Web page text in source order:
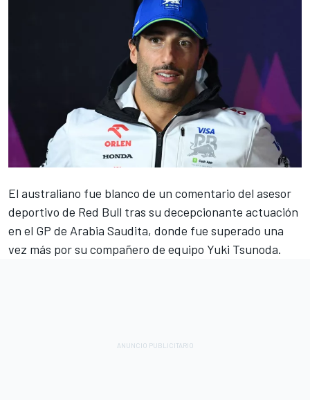
El australiano fue blanco de un comentario del asesor
deportivo de Red Bull tras su decepcionante actuación
en el GP de Arabia Saudita, donde fue superado una
vez más por su compañero de equipo Yuki Tsunoda.